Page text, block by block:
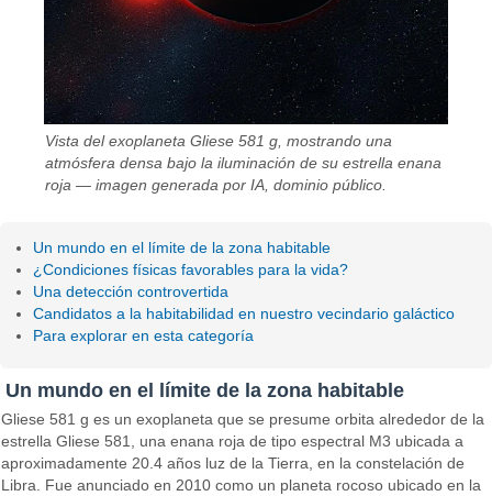
Vista del exoplaneta Gliese 581 g, mostrando una
atmósfera densa bajo la iluminación de su estrella enana
roja — imagen generada por IA, dominio público.
Un mundo en el límite de la zona habitable
¿Condiciones físicas favorables para la vida?
Una detección controvertida
Candidatos a la habitabilidad en nuestro vecindario galáctico
Para explorar en esta categoría
Un mundo en el límite de la zona habitable
Gliese 581 g es un exoplaneta que se presume orbita alrededor de la
estrella Gliese 581, una enana roja de tipo espectral M3 ubicada a
aproximadamente 20.4 años luz de la Tierra, en la constelación de
Libra. Fue anunciado en 2010 como un planeta rocoso ubicado en la